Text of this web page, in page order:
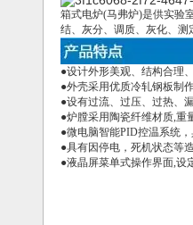
箱式电炉(马弗炉)是供实验
结、灰分、调质、灰化、测
●设计外形美观、结构合理
●外壳采用优质冷轧钢板制
●设有过流、过压、过热、
●炉膛采用陶瓷纤维材质,重
●微电脑智能PID控温系统
●具有因停电，死机状态等
●液晶屏菜单式操作界面,设